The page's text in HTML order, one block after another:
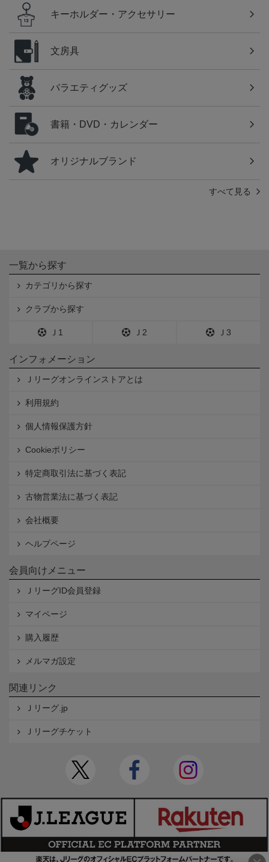
キーホルダー・アクセサリー
文房具
バラエティグッズ
書籍・DVD・カレンダー
オリジナルブランド
すべて見る
一覧から探す
カテゴリから探す
クラブから探す
Ｊ1 Ｊ2 Ｊ3
インフォメーション
Ｊリーグオンラインストアとは
利用規約
個人情報保護方針
Cookieポリシー
特定商取引法に基づく表記
古物営業法に基づく表記
会社概要
ヘルプページ
会員向けメニュー
ＪリーグID会員登録
マイページ
購入履歴
メルマガ設定
関連リンク
Ｊリーグ.jp
Ｊリーグチケット